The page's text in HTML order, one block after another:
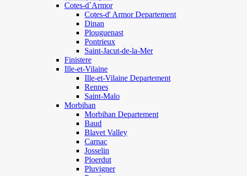
Cotes-d`Armor
Cotes-d' Armor Departement
Dinan
Plouguenast
Pontrieux
Saint-Jacut-de-la-Mer
Finistere
Ille-et-Vilaine
Ille-et-Vilaine Departement
Rennes
Saint-Malo
Morbihan
Morbihan Departement
Baud
Blavet Valley
Carnac
Josselin
Ploerdut
Pluvigner